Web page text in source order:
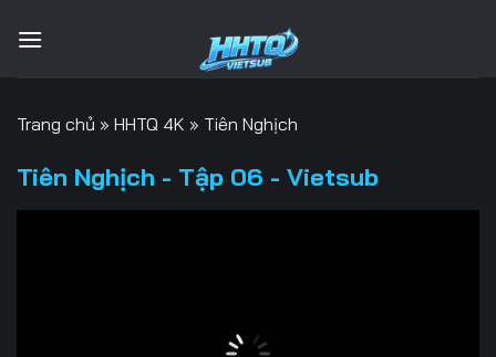
qua
Trang chủ » HHTQ 4K » Tiên Nghịch
Tiên Nghịch - Tập 06 - Vietsub